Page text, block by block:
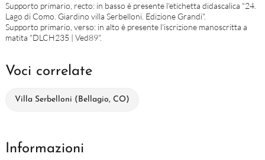
Supporto primario, recto: in basso è presente l'etichetta didascalica "24.
Lago di Como. Giardino villa Serbelloni. Edizione Grandi".
Supporto primario, verso: in alto è presente l'iscrizione manoscritta a
matita "DLCH235 | Ved89".
Voci correlate
Villa Serbelloni (Bellagio, CO)
Informazioni